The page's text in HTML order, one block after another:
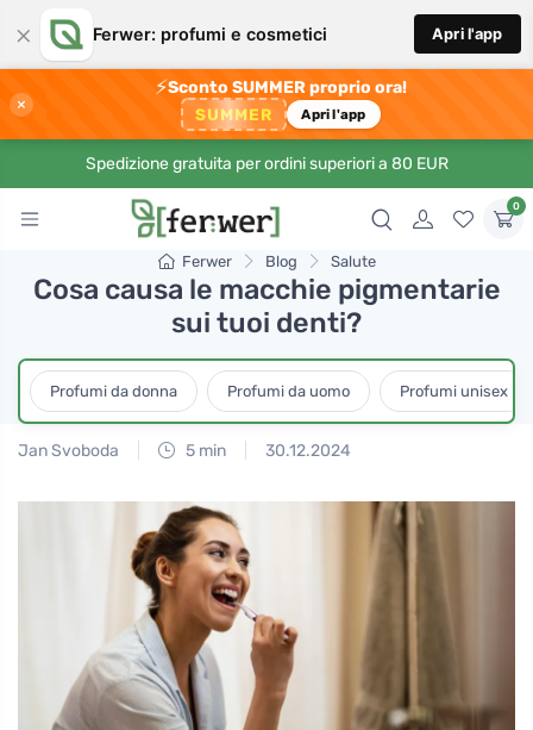
× Ferwer: profumi e cosmetici Apri l'app
×
⚡Sconto SUMMER proprio ora!
SUMMER Apri l'app
Spedizione gratuita per ordini superiori a 80 EUR
0
Ferwer Blog Salute
Cosa causa le macchie pigmentarie
sui tuoi denti?
Profumi da donna Profumi da uomo Profumi unisex
Jan Svoboda 5 min 30.12.2024